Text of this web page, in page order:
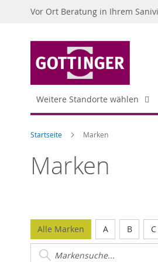
Vor Ort Beratung in Ihrem
Weitere Standorte wählen
Startseite Marken
Marken
Alle Marken A B C